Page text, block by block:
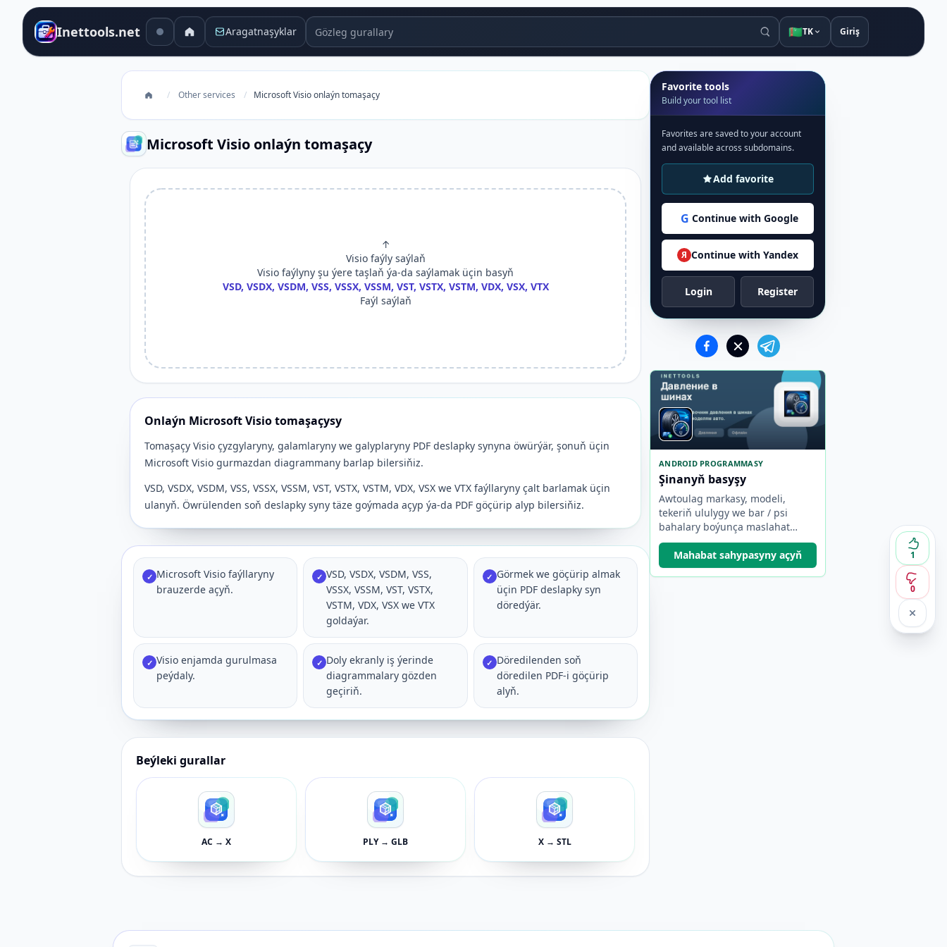
Inettools.net Aragatnaşyklar Gözleg gurallary 🇹🇲TK Giriş
/ Other services / Microsoft Visio onlaýn tomaşaçy
Microsoft Visio onlaýn tomaşaçy
1
0
↑
Visio faýly saýlaň
Visio faýlyny şu ýere taşlaň ýa-da saýlamak üçin basyň
VSD, VSDX, VSDM, VSS, VSSX, VSSM, VST, VSTX, VSTM, VDX, VSX, VTX
Faýl saýlaň
Onlaýn Microsoft Visio tomaşaçysy
Tomaşaçy Visio çyzgylaryny, galamlaryny we galyplaryny PDF deslapky synyna öwürýär, şonuň üçin
Microsoft Visio gurmazdan diagrammany barlap bilersiňiz.
VSD, VSDX, VSDM, VSS, VSSX, VSSM, VST, VSTX, VSTM, VDX, VSX we VTX faýllaryny çalt barlamak üçin
ulanyň. Öwrülenden soň deslapky syny täze goýmada açyp ýa-da PDF göçürip alyp bilersiňiz.
✓ Microsoft Visio faýllaryny
brauzerde açyň.
✓ VSD, VSDX, VSDM, VSS,
VSSX, VSSM, VST, VSTX,
VSTM, VDX, VSX we VTX
goldaýar.
✓ Görmek we göçürip almak
üçin PDF deslapky syn
döredýär.
✓ Visio enjamda gurulmasa
peýdaly.
✓ Doly ekranly iş ýerinde
diagrammalary gözden
geçiriň.
✓ Döredilenden soň
döredilen PDF-i göçürip
alyň.
Beýleki gurallar
AC → X PLY → GLB X → STL
Favorite tools
Build your tool list
Favorites are saved to your account
and available across subdomains.
Add favorite
G Continue with Google
Я Continue with Yandex
Login Register
ANDROID PROGRAMMASY
Şinanyň basyşy
Awtoulag markasy, modeli,
tekeriň ululygy we bar / psi
bahalary boýunça maslahat
berilýän teker basyşyny tapyň.
Mahabat sahypasyny açyň